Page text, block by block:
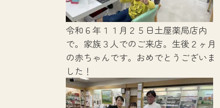
令和６年１１月２５日土屋薬局店内
で。家族３人でのご来店。生後２ヶ月
の赤ちゃんです。おめでとうございま
した！